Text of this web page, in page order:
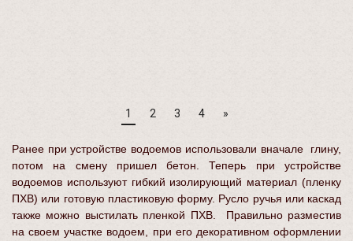
1 2 3 4 »
Ранее при устройстве водоемов использовали вначале глину,
потом на смену пришел бетон. Теперь при устройстве
водоемов используют гибкий изолирующий материал (пленку
ПХВ) или готовую пластиковую форму. Русло ручья или каскад
также можно выстилать пленкой ПХВ. Правильно разместив
на своем участке водоем, при его декоративном оформлении